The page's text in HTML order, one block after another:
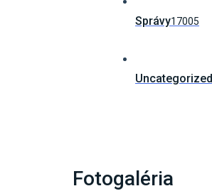
Správy17005
Uncategorized
Fotogaléria